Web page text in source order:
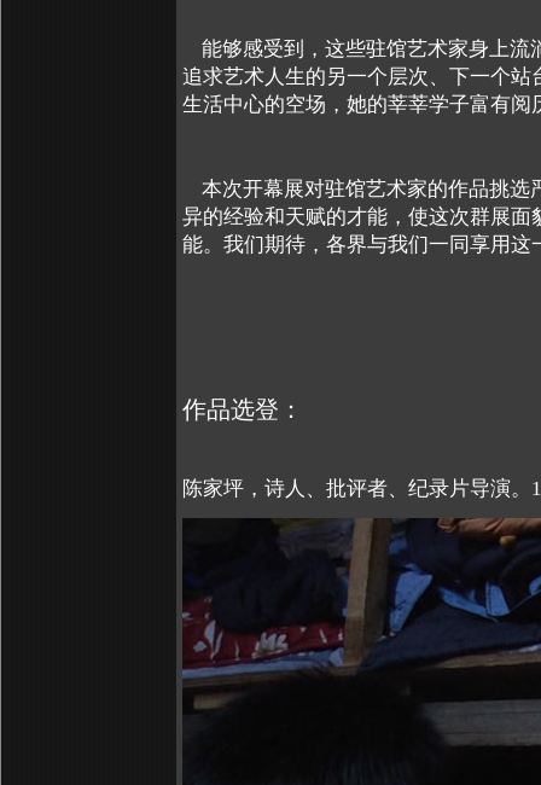
能够感受到，这些驻馆艺术家身上
追求艺术人生的另一个层次、下一个站
生活中心的空场，她的莘莘学子富有
本次开幕展对驻馆艺术家的作品挑
异的经验和天赋的才能，使这次群展面
能。我们期待，各界与我们一同享用这
作品选登：
陈家坪，诗人、批评者、纪录片导演。